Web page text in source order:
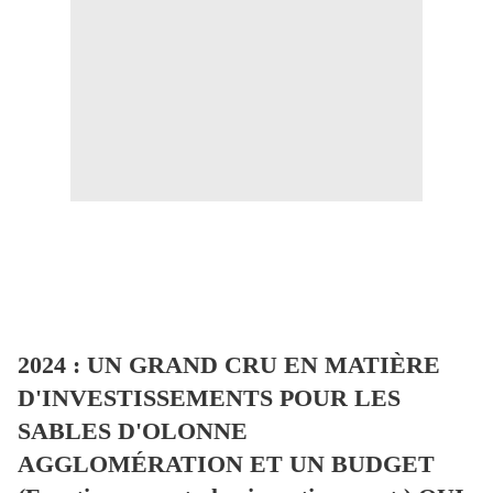
2024 : UN GRAND CRU EN MATIÈRE
D'INVESTISSEMENTS POUR LES
SABLES D'OLONNE
AGGLOMÉRATION ET UN BUDGET